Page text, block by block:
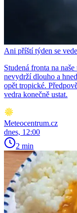
Ani příští týden se
Studená fronta na
nevydrží dlouho a
opět tropické.
vedra konečně ustat.
Meteocentrum.cz
dnes, 12:00
2 min